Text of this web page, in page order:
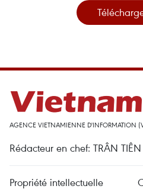
AGENCE VIETNAMIENNE D'INFORMATION
Rédacteur en chef: TRÂN
Propriété intellectuelle